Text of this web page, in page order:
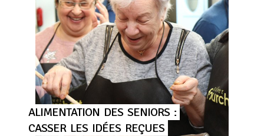
ALIMENTATION DES SENIORS :
CASSER LES IDÉES REÇUES